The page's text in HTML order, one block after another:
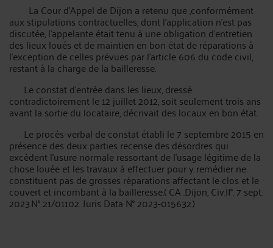
La Cour d’Appel de Dijon a retenu que ,conformément
aux stipulations contractuelles, dont l'application n'est pas
discutée, l'appelante était tenu à une obligation d'entretien
des lieux loués et de maintien en bon état de réparations à
l'exception de celles prévues par l'article 606 du code civil,
restant à la charge de la bailleresse.
Le constat d'entrée dans les lieux, dressé
contradictoirement le 12 juillet 2012, soit seulement trois ans
avant la sortie du locataire, décrivait des locaux en bon état.
Le procès-verbal de constat établi le 7 septembre 2015 en
présence des deux parties recense des désordres qui
excèdent l'usure normale ressortant de l'usage légitime de la
chose louée et les travaux à effectuer pour y remédier ne
constituent pas de grosses réparations affectant le clos et le
couvert et incombant à la bailleresse.( CA .Dijon, Civ.II°. 7 sept.
2023.N° 21/01102. Juris Data N° 2023-015632.)